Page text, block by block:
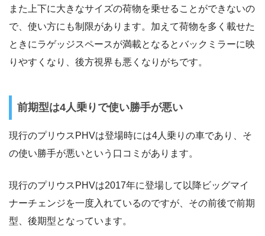
また上下に大きなサイズの荷物を乗せることができないの
で、使い方にも制限があります。加えて荷物を多く載せた
ときにラゲッジスペースが満載となるとバックミラーに映
りやすくなり、後方視界も悪くなりがちです。
前期型は4人乗りで使い勝手が悪い
現行のプリウスPHVは登場時には4人乗りの車であり、そ
の使い勝手が悪いという口コミがあります。
現行のプリウスPHVは2017年に登場して以降ビッグマイ
ナーチェンジを一度入れているのですが、その前後で前期
型、後期型となっています。